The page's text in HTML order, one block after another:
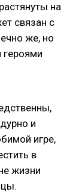
на
связан с
же, но
героями
и
игре,
в
жизни